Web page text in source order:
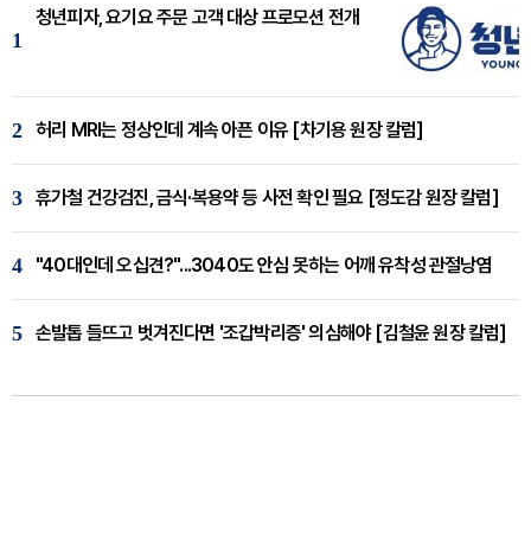
1
청년피자, 요기요 주문 고객 대상 프로모션 전개
2 허리 MRI는 정상인데 계속 아픈 이유 [차기용 원장 칼럼]
3 휴가철 건강검진, 금식·복용약 등 사전 확인 필요 [정도감 원장 칼럼]
4 "40대인데 오십견?"...3040도 안심 못하는 어깨 유착성 관절낭염
5 손발톱 들뜨고 벗겨진다면 '조갑박리증' 의심해야 [김철윤 원장 칼럼]